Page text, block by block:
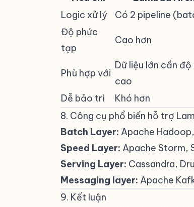
Logic xử lý
Có 2 pipeline
Độ phức
tạp
Cao hơn
Phù hợp với
Dữ liệu lớn cần
cao
Dễ bảo trì
Khó hơn
8. Công cụ phổ biến hỗ trợ
Batch Layer: Apache
Speed Layer: Apache Storm,
Serving Layer: Cassandra,
Messaging layer: Apache
9. Kết luận